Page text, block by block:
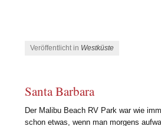
Veröffentlicht in Westküste
Santa Barbara
Der Malibu Beach RV Park war wie
schon etwas, wenn man morgens